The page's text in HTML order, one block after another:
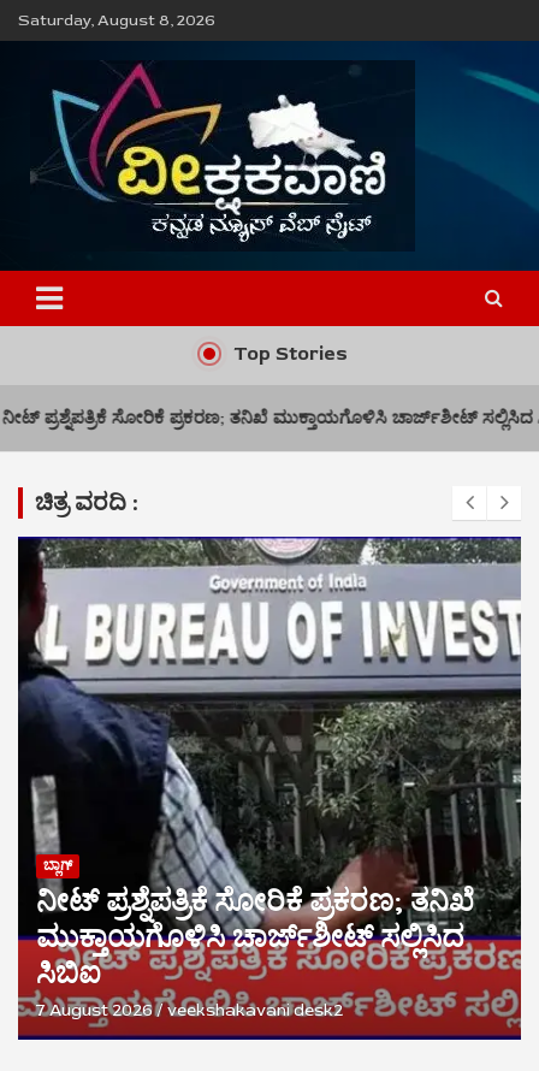
Skip
to
Saturday, August 8, 2026
ವೀಕ್ಷಕವಾಣಿ
Top Stories
ತನಿಖೆ ಮುಕ್ತಾಯಗೊಳಿಸಿ ಚಾರ್ಜ್‌ಶೀಟ್ ಸಲ್ಲಿಸಿದ ಸಿಬಿಐ ಅಯೋಡಿನ್
ಚಿತ್ರ ವರದಿ :
ಬ್ಲಾಗ್
ನೀಟ್ ಪ್ರಶ್ನೆಪತ್ರಿಕೆ ಸೋರಿಕೆ ಪ್ರಕರಣ; ತನಿಖೆ
ಮುಕ್ತಾಯಗೊಳಿಸಿ ಚಾರ್ಜ್‌ಶೀಟ್ ಸಲ್ಲಿಸಿದ
ಸಿಬಿಐ
7 August 2026 veekshakavani desk2